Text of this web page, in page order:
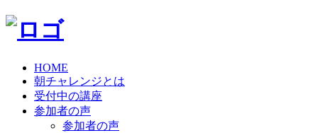
HOME
朝チャレンジとは
受付中の講座
参加者の声
参加者の声